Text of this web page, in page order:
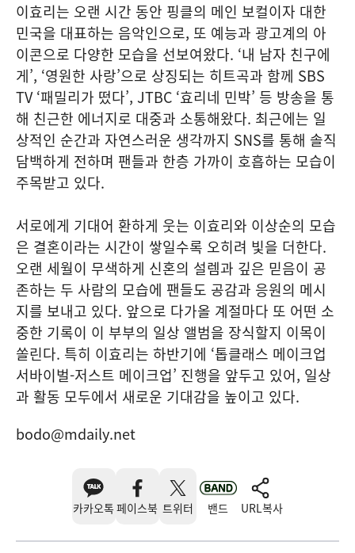
이효리는 오랜 시간 동안 핑클의 메인 보컬이자 대한
민국을 대표하는 음악인으로, 또 예능과 광고계의 아
이콘으로 다양한 모습을 선보여왔다. ‘내 남자 친구에
게’, ‘영원한 사랑’으로 상징되는 히트곡과 함께 SBS
TV ‘패밀리가 떴다’, JTBC ‘효리네 민박’ 등 방송을 통
해 친근한 에너지로 대중과 소통해왔다. 최근에는 일
상적인 순간과 자연스러운 생각까지 SNS를 통해 솔직
담백하게 전하며 팬들과 한층 가까이 호흡하는 모습이
주목받고 있다.
서로에게 기대어 환하게 웃는 이효리와 이상순의 모습
은 결혼이라는 시간이 쌓일수록 오히려 빛을 더한다.
오랜 세월이 무색하게 신혼의 설렘과 깊은 믿음이 공
존하는 두 사람의 모습에 팬들도 공감과 응원의 메시
지를 보내고 있다. 앞으로 다가올 계절마다 또 어떤 소
중한 기록이 이 부부의 일상 앨범을 장식할지 이목이
쏠린다. 특히 이효리는 하반기에 ‘톱클래스 메이크업
서바이벌-저스트 메이크업’ 진행을 앞두고 있어, 일상
과 활동 모두에서 새로운 기대감을 높이고 있다.
bodo@mdaily.net
카카오톡 페이스북 트위터 밴드 URL복사